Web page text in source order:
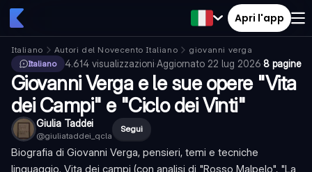
Apri l'app
Italiano Autori del Novecento Italiano
giovanni verga
Italiano
4.614 visualizzazioni·Aggiornato 22 lug 2026·8 pagine
Giovanni Verga e le sue opere "Vita
dei Campi" e "Ciclo dei Vinti"
Giulia Taddei
@giuliataddei_qcla
Segui
Biografia di Giovanni Verga, pensieri, temi e tecniche
linguaggio. Vita dei campi (con analisi di "Rosso Malpelo", "La